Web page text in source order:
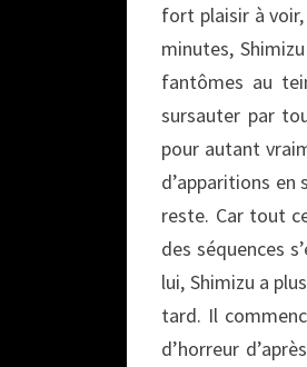
fort plaisir à
minutes,
fantômes au
sursauter par
pour autant
d’apparitions
reste. Car tout
des séquences
lui, Shimizu a
tard. Il
d’horreur